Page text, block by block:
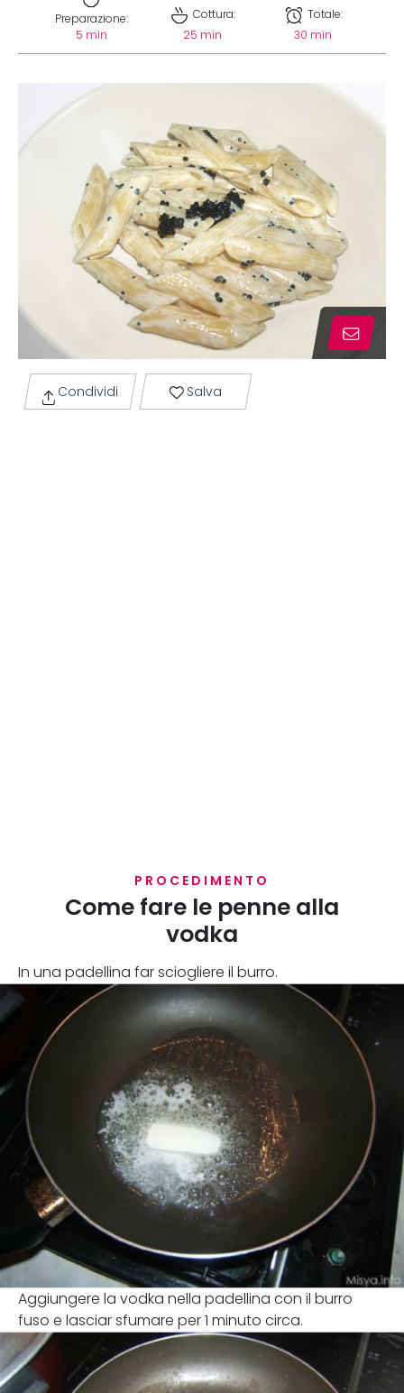
Preparazione:
5 min
Cottura:
25 min
Totale:
30 min
Condividi Salva
PROCEDIMENTO
Come fare le penne alla
vodka
In una padellina far sciogliere il burro.
Aggiungere la vodka nella padellina con il burro
fuso e lasciar sfumare per 1 minuto circa.